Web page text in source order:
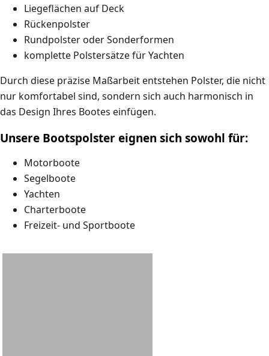
Liegeflächen auf Deck
Rückenpolster
Rundpolster oder Sonderformen
komplette Polstersätze für Yachten
Durch diese präzise Maßarbeit entstehen Polster, die nicht
nur komfortabel sind, sondern sich auch harmonisch in
das Design Ihres Bootes einfügen.
Unsere Bootspolster eignen sich sowohl für:
Motorboote
Segelboote
Yachten
Charterboote
Freizeit- und Sportboote